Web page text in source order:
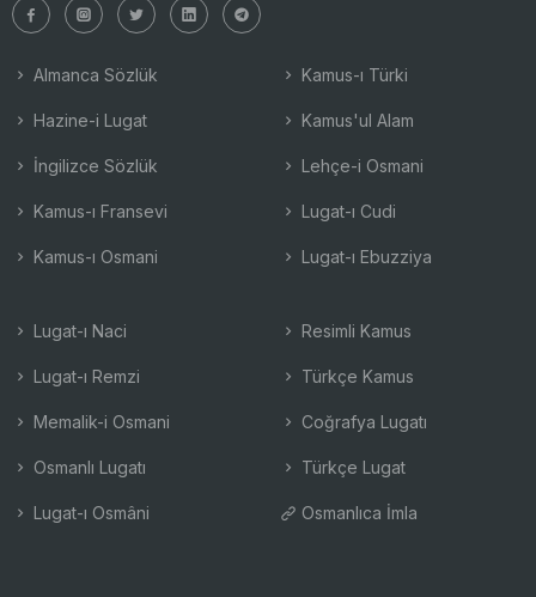
Almanca Sözlük
Hazine-i Lugat
İngilizce Sözlük
Kamus-ı Fransevi
Kamus-ı Osmani
Kamus-ı Türki
Kamus'ul Alam
Lehçe-i Osmani
Lugat-ı Cudi
Lugat-ı Ebuzziya
Lugat-ı Naci
Lugat-ı Remzi
Memalik-i Osmani
Osmanlı Lugatı
Lugat-ı Osmâni
Resimli Kamus
Türkçe Kamus
Coğrafya Lugatı
Türkçe Lugat
Osmanlıca İmla